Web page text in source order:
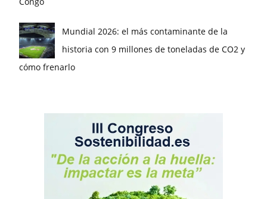
Mundial 2026: el más contaminante de la
historia con 9 millones de toneladas de CO2 y
cómo frenarlo